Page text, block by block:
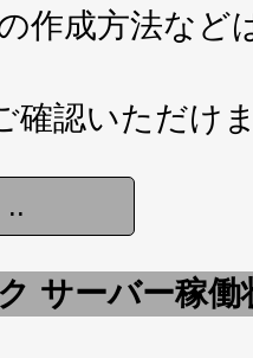
作成方法など
確認いただけま
サーバー稼働